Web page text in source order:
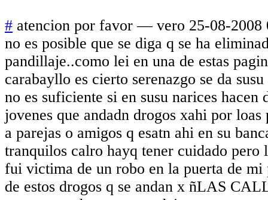
# atencion por favor — vero 25-08-2008
no es posible que se diga q se ha
pandillaje..como lei en una de estas
carabayllo es cierto serenazgo se da
no es suficiente si en susu narices hacen
jovenes que andadn drogos xahi por loas
a parejas o amigos q esatn ahi en su
tranquilos calro hayq tener cuidado pero
fui victima de un robo en la puerta de mi
de estos drogos q se andan x ñLAS